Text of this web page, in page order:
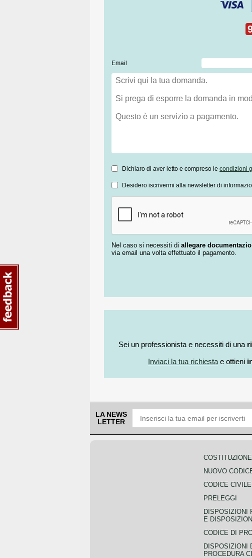
Email
Dichiaro di aver letto e compreso le condizioni
Desidero iscrivermi alla newsletter di
Nel caso si necessiti di allegare
via email una volta effettuato il pagamento.
Sei un professionista e necessiti di una
Inviaci la tua richiesta e ottieni
LA NEWS
LETTER
COSTITUZIONE
NUOVO
CODICE CIVILE
PRELEGGI
DISPOSIZIONI
E
CODICE DI
DISPOSIZIONI
PROCEDURA